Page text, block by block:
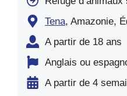
Tena, Amazonie,
A partir de 18 ans
Anglais ou
A partir de 4